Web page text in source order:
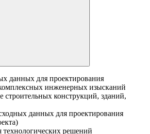
данных для проектирования
инженерных изысканий
строительных конструкций, зданий,
данных для проектирования
решений